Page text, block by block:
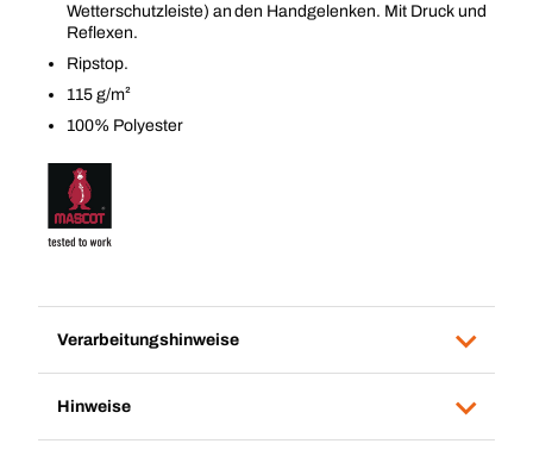
Wetterschutzleiste) an den Handgelenken. Mit Druck und
Reflexen.
Ripstop.
115 g/m²
100% Polyester
Verarbeitungshinweise
Hinweise